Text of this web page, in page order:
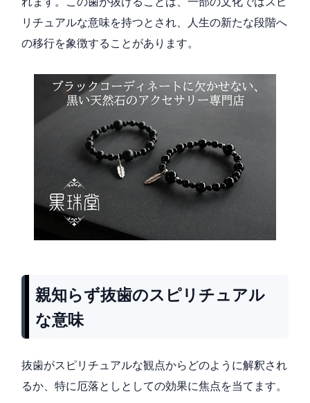
リチュアルな意味を持つとされ、人生の新たな段階へ
の移行を象徴することがあります。
親知らず抜歯のスピリチュアル
な意味
抜歯がスピリチュアルな観点からどのように解釈され
るか、特に厄落としとしての効果に焦点を当てます。